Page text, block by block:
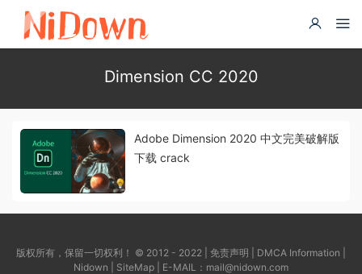
Dimension CC 2020
Adobe Dimension 2020 中文完美破解版
下载 crack
版权所有，保留一切权利！ © 2012 - 2022 | 免责声明 DMCA Information
Nidown
SiteMap | E-MAIL： mail@nidown.com